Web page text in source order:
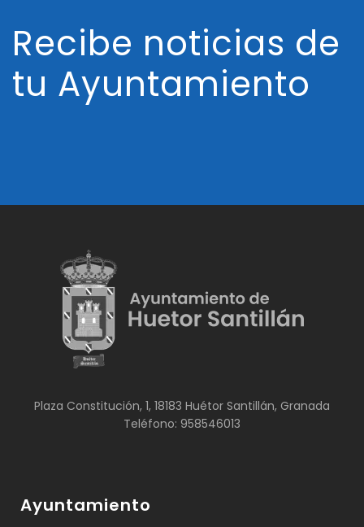
Recibe noticias de
tu Ayuntamiento
Plaza Constitución, 1, 18183 Huétor Santillán, Granada
Teléfono: 958546013
Ayuntamiento